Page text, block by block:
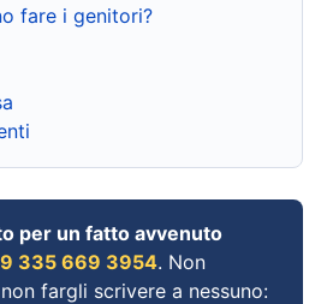
fare i genitori?
per un fatto avvenuto
335 669 3954. Non
fargli scrivere a nessuno: